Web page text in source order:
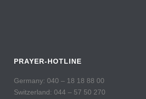
PRAYER-HOTLINE
Germany: 040 – 18 18 88 00
Switzerland: 044 – 57 50 270